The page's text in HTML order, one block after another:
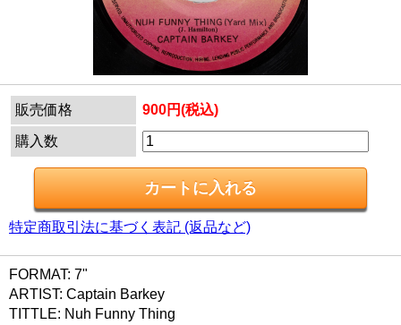
販売価格 900円(税込)
購入数
特定商取引法に基づく表記 (返品など)
FORMAT: 7"
ARTIST: Captain Barkey
TITTLE: Nuh Funny Thing